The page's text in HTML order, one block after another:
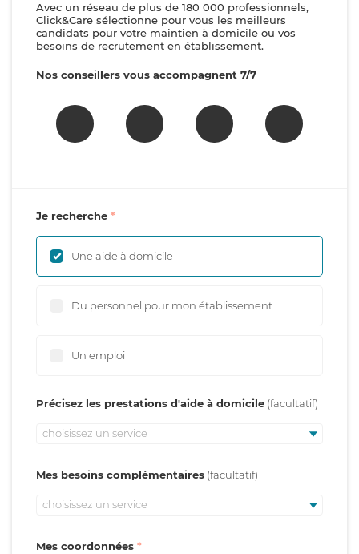
Avec un réseau de plus de 180 000 professionnels,
Click&Care sélectionne pour vous les meilleurs
candidats pour votre maintien à domicile ou vos
besoins de recrutement en établissement.
Nos conseillers vous accompagnent 7/7
Je recherche
Une aide à domicile
Du personnel pour mon établissement
Un emploi
Précisez les prestations d'aide à domicile
choisissez un service
Mes besoins complémentaires
choisissez un service
Mes coordonnées